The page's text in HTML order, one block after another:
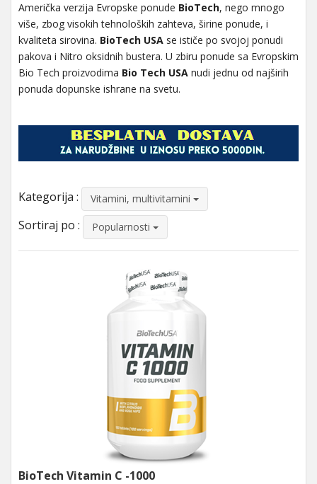
Američka verzija Evropske ponude BioTech, nego mnogo
više, zbog visokih tehnoloških zahteva, širine ponude, i
kvaliteta sirovina. BioTech USA se ističe po svojoj ponudi
pakova i Nitro oksidnih bustera. U zbiru ponude sa Evropskim
Bio Tech proizvodima Bio Tech USA nudi jednu od najširih
ponuda dopunske ishrane na svetu.
Kategorija : Vitamini, multivitamini
Sortiraj po : Popularnosti
BioTech Vitamin C -1000